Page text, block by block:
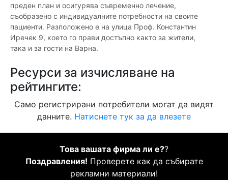
преден план и осигурява съвременно лечение,
съобразено с индивидуалните потребности на своите
пациенти. Разположено е на улица Проф. Константин
Иречек 9, което го прави достъпно както за жители,
така и за гости на Варна.
Ресурси за изчисляване на
рейтингите:
Само регистрирани потребители могат да видят
данните. Натиснете тук за да влезете
Това вашата фирма ли е??
Поздравления! Проверете как да събирате
рекламни материали!